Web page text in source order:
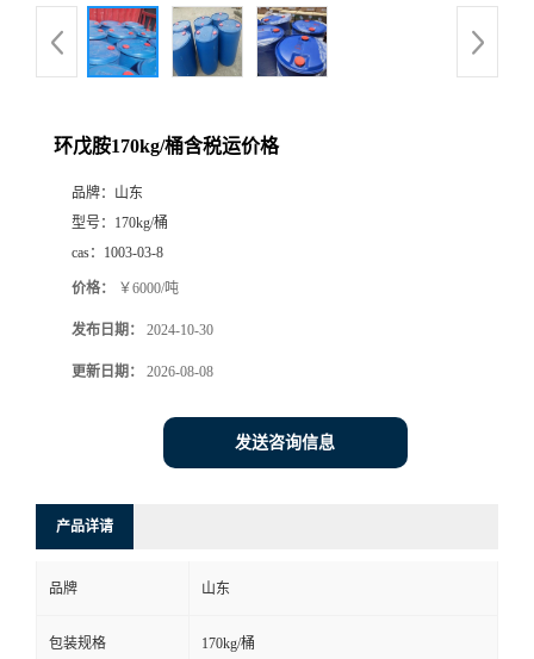
环戊胺170kg/桶含税运价格
品牌： 山东
型号： 170kg/桶
cas： 1003-03-8
价格： ￥6000/吨
发布日期： 2024-10-30
更新日期： 2026-08-08
发送咨询信息
产品详请
品牌 山东
包装规格 170kg/桶